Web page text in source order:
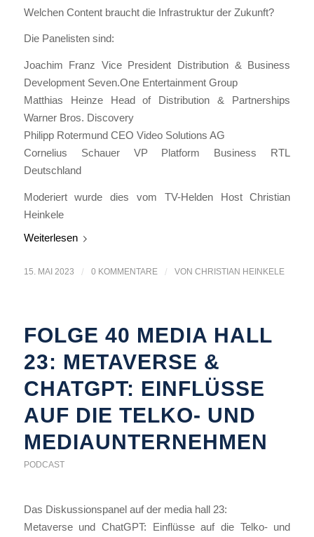
Welchen Content braucht die Infrastruktur der Zukunft?
Die Panelisten sind:
Joachim Franz Vice President Distribution & Business
Development Seven.One Entertainment Group
Matthias Heinze Head of Distribution & Partnerships
Warner Bros. Discovery
Philipp Rotermund CEO Video Solutions AG
Cornelius Schauer VP Platform Business RTL
Deutschland
Moderiert wurde dies vom TV-Helden Host Christian
Heinkele
Weiterlesen
15. MAI 2023 / 0 KOMMENTARE / VON CHRISTIAN HEINKELE
FOLGE 40 MEDIA HALL
23: METAVERSE &
CHATGPT: EINFLÜSSE
AUF DIE TELKO- UND
MEDIAUNTERNEHMEN
PODCAST
Das Diskussionspanel auf der media hall 23:
Metaverse und ChatGPT: Einflüsse auf die Telko- und